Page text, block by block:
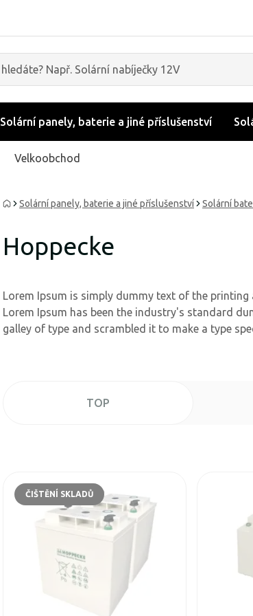
Solární panely, baterie a jiné příslušenství
Velkoobchod
Solární panely, baterie a jiné příslušenství Solární
Hoppecke
Lorem Ipsum is simply dummy text of the
Lorem Ipsum has been the industry's standard
galley of type and scrambled it to make a type
TOP
ČIŠTĚNÍ SKLADŮ